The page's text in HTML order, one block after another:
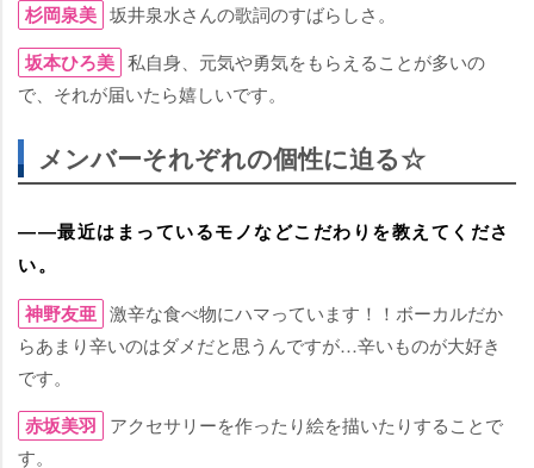
杉岡泉美 坂井泉水さんの歌詞のすばらしさ。
坂本ひろ美 私自身、元気や勇気をもらえることが多いの
で、それが届いたら嬉しいです。
メンバーそれぞれの個性に迫る☆
――最近はまっているモノなどこだわりを教えてくださ
い。
神野友亜 激辛な食べ物にハマっています！！ボーカルだか
らあまり辛いのはダメだと思うんですが…辛いものが大好き
です。
赤坂美羽
アクセサリーを作ったり絵を描いたりすることで
す。